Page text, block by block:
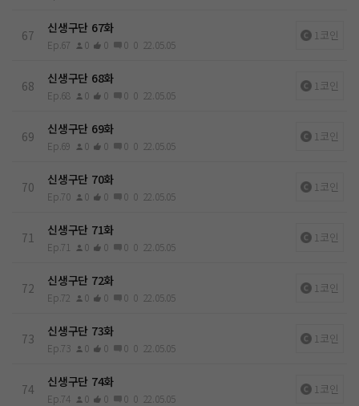
67 신생구단 67화
Ep.67 0 0 0 0 22.05.05
1코인
68 신생구단 68화
Ep.68 0 0 0 0 22.05.05
1코인
69 신생구단 69화
Ep.69 0 0 0 0 22.05.05
1코인
70 신생구단 70화
Ep.70 0 0 0 0 22.05.05
1코인
71 신생구단 71화
Ep.71 0 0 0 0 22.05.05
1코인
72 신생구단 72화
Ep.72 0 0 0 0 22.05.05
1코인
73 신생구단 73화
Ep.73 0 0 0 0 22.05.05
1코인
74 신생구단 74화
Ep.74 0 0 0 0 22.05.05
1코인